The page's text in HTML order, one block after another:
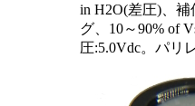
in H2O(差圧)、
グ、10～90% of
圧:5.0Vdc。パリ